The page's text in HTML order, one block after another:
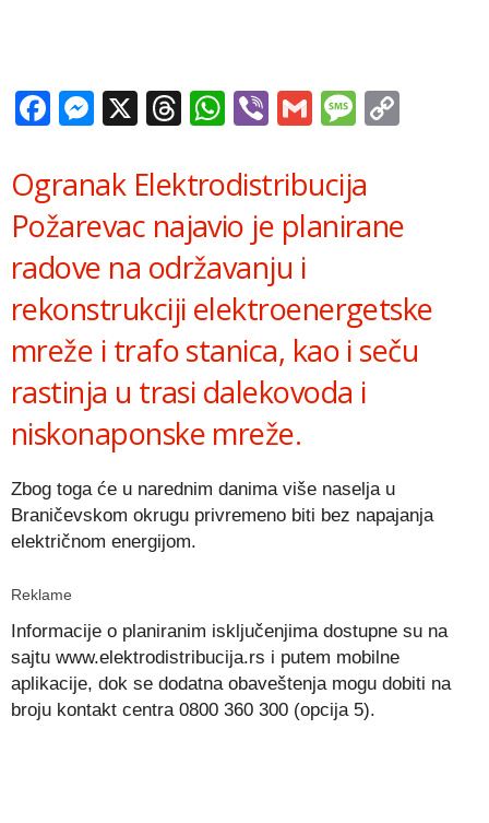
Facebook
Messenger
X Threads
WhatsApp
ViberGmail
Ogranak Elektrodistribucija
Požarevac najavio je planirane
radove na održavanju i
rekonstrukciji elektroenergetske
mreže i trafo stanica, kao i seču
rastinja u trasi dalekovoda i
niskonaponske mreže.
Zbog toga će u narednim danima više naselja u
Braničevskom okrugu privremeno biti bez napajanja
električnom energijom.
Reklame
Informacije o planiranim isključenjima dostupne su na
sajtu www.elektrodistribucija.rs i putem mobilne
aplikacije, dok se dodatna obaveštenja mogu dobiti na
broju kontakt centra 0800 360 300 (opcija 5).